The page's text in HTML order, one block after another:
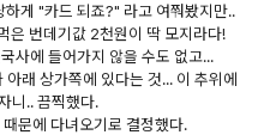
게 "카드 되죠?" 라고 여쭤봤지만..
은 번데기값 2천원이 딱 모지라다!
사에 들어가지 않을 수도 없고...
래 상가쪽에 있다는 것... 이 추위에
니.. 끔찍했다.
문에 다녀오기로 결정했다.